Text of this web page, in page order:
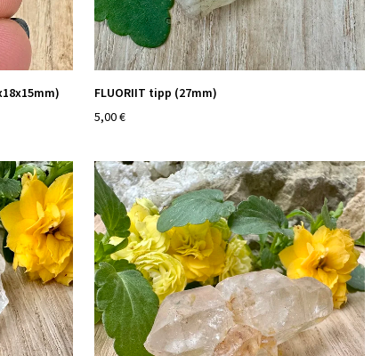
FLUORIIT tipp (27mm)
5,00 €